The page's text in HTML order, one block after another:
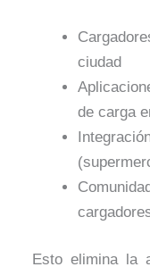
ciudad
de carga
Esto elimina la